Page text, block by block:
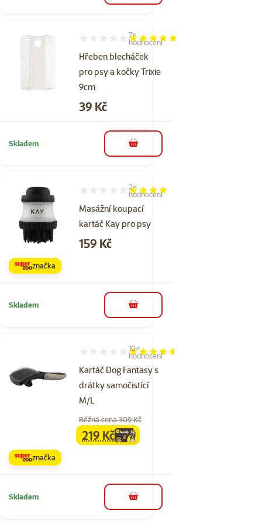
Hřeben blecháček
pro psy a kočky Trixie
9cm
Hodnocení 100%, počet hodnocení: 7
7×
hodnocení
Cena
39 Kč
Skladem do košíku
Masážní koupací
kartáč Kay pro psy
Hodnocení 80%, počet hodnocení: 2
2×
hodnocení
Cena
159 Kč
značka
Skladem do košíku
Kartáč Dog Fantasy s
drátky samočistící
M/L
Hodnocení 92%, počet hodnocení: 10
10×
hodnocení
Běžná cena 309 Kč
familycena
219 Kč
značka
Skladem do košíku